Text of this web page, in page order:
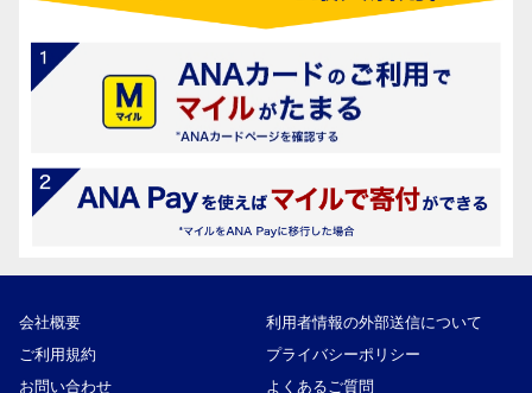
会社概要
利用者情報の外部送信について
ご利用規約
プライバシーポリシー
お問い合わせ
よくあるご質問